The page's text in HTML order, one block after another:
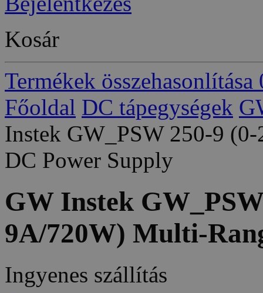
Kosár
Termékek összehasonlítása
Főoldal DC tápegységek
Instek GW_PSW 250-9
DC Power Supply
GW Instek
9A/720W) Multi-
Ingyenes szállítás